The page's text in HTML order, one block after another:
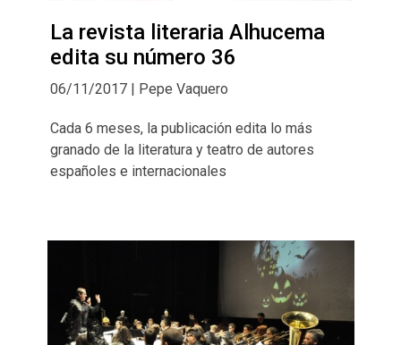
La revista literaria Alhucema
edita su número 36
06/11/2017 | Pepe Vaquero
Cada 6 meses, la publicación edita lo más
granado de la literatura y teatro de autores
españoles e internacionales